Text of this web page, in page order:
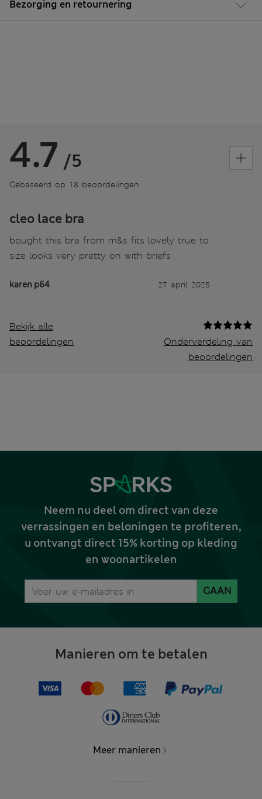
Bezorging en retournering
4.7 /5
Gebaseerd op 18 beoordelingen
cleo lace bra
bought this bra from m&s fits lovely true to
size looks very pretty on with briefs
karen p64 27 april 2025
Bekijk alle
beoordelingen
Onderverdeling van
beoordelingen
Neem nu deel om direct van deze
verrassingen en beloningen te profiteren,
u ontvangt direct 15% korting op kleding
en woonartikelen
GAAN
Manieren om te betalen
Meer manieren